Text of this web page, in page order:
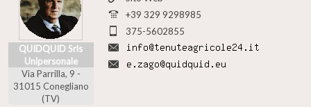
QUIDQUID Srls
Unipersonale
Via Parrilla, 9 -
31015 Conegliano
(TV)
+39 329 9298985
375-5602855